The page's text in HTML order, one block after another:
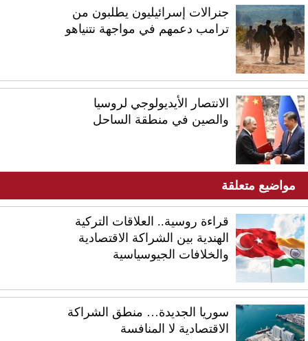
جنرالات إسرائيليون يطلبون من
ترامب دعمهم في مواجهة نتنياهو
الانتصار الأيديولوجي لروسيا
والصين في منطقة الساحل
مواضيع متعلقة
قراءة روسية.. العلاقات التركية
الهندية بين الشراكة الاقتصادية
والخلافات الجيوسياسية
سوريا الجديدة… منطق الشراكة
الاقتصادية لا المنافسة